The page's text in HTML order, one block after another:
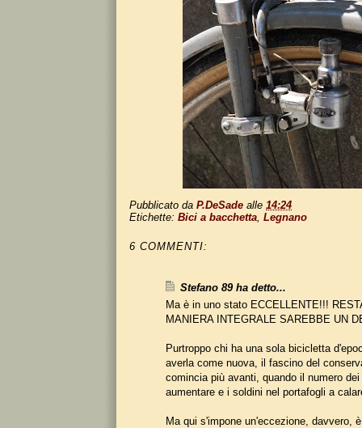
Pubblicato da P.DeSade alle 14:24
Etichette: Bici a bacchetta Legnano
6 COMMENTI:
Stefano 89 ha detto...
Ma è in uno stato ECCELLENTE!!!
MANIERA INTEGRALE SAREBBE UN
Purtroppo chi ha una sola bicicletta
averla come nuova, il fascino del
comincia più avanti, quando il numero
aumentare e i soldini nel portafogli a
Ma qui s'impone un'eccezione, davvero,